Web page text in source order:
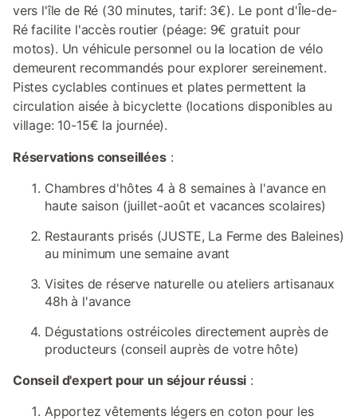
vers l'île de Ré (30 minutes, tarif: 3€). Le pont d'Île-de-
Ré facilite l'accès routier (péage: 9€ gratuit pour
motos). Un véhicule personnel ou la location de vélo
demeurent recommandés pour explorer sereinement.
Pistes cyclables continues et plates permettent la
circulation aisée à bicyclette (locations disponibles au
village: 10-15€ la journée).
Réservations conseillées:
Chambres d'hôtes 4 à 8 semaines à l'avance en
haute saison (juillet-août et vacances scolaires)
Restaurants prisés (JUSTE, La Ferme des Baleines)
au minimum une semaine avant
Visites de réserve naturelle ou ateliers artisanaux
48h à l'avance
Dégustations ostréicoles directement auprès de
producteurs (conseil auprès de votre hôte)
Conseil d'expert pour un séjour réussi :
Apportez vêtements légers en coton pour les